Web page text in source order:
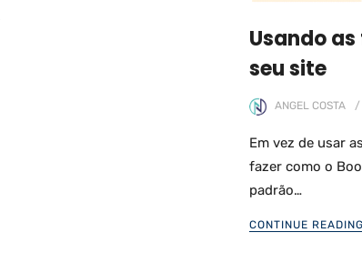
Usando
seu site
ANGEL COSTA
Em vez de usar
fazer como o
padrão…
CONTINUE READING